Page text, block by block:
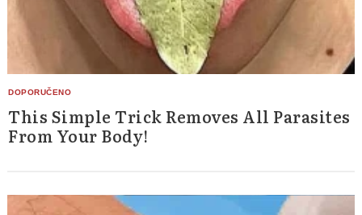
This Simple Trick Removes All Parasites
From Your Body!